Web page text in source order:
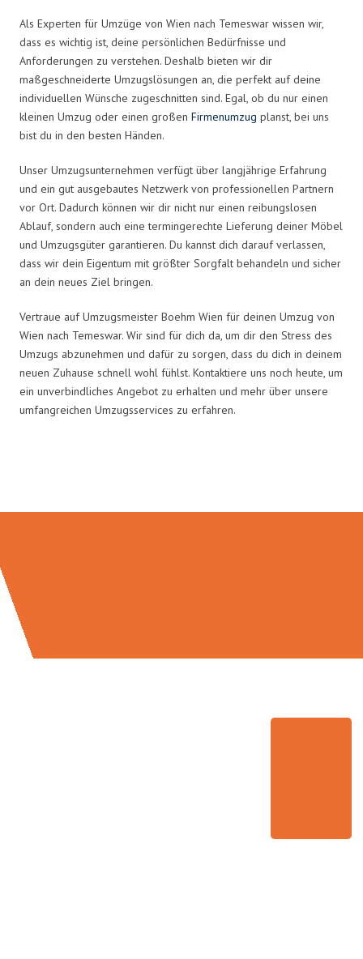
Als Experten für Umzüge von Wien nach Temeswar wissen wir,
dass es wichtig ist, deine persönlichen Bedürfnisse und
Anforderungen zu verstehen. Deshalb bieten wir dir
maßgeschneiderte Umzugslösungen an, die perfekt auf deine
individuellen Wünsche zugeschnitten sind. Egal, ob du nur einen
kleinen Umzug oder einen großen Firmenumzug planst, bei uns
bist du in den besten Händen.
Unser Umzugsunternehmen verfügt über langjährige Erfahrung
und ein gut ausgebautes Netzwerk von professionellen Partnern
vor Ort. Dadurch können wir dir nicht nur einen reibungslosen
Ablauf, sondern auch eine termingerechte Lieferung deiner Möbel
und Umzugsgüter garantieren. Du kannst dich darauf verlassen,
dass wir dein Eigentum mit größter Sorgfalt behandeln und sicher
an dein neues Ziel bringen.
Vertraue auf Umzugsmeister Boehm Wien für deinen Umzug von
Wien nach Temeswar. Wir sind für dich da, um dir den Stress des
Umzugs abzunehmen und dafür zu sorgen, dass du dich in deinem
neuen Zuhause schnell wohl fühlst. Kontaktiere uns noch heute, um
ein unverbindliches Angebot zu erhalten und mehr über unsere
umfangreichen Umzugsservices zu erfahren.